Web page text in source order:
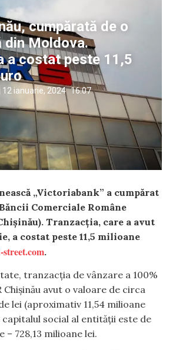
cumpărată de o
din Moldova.
a costat peste 11,5
12 ianuarie, 2024 16:07
„Victoriabank” a cumpărat
Comerciale Române
Tranzacția, care a avut
a costat peste 11,5 milioane
.
tranzacția de vânzare a 100%
Chişinău avut o valoare de circa
lei (aproximativ 11,54 milioane
social al entității este de
– 728,13 milioane lei.